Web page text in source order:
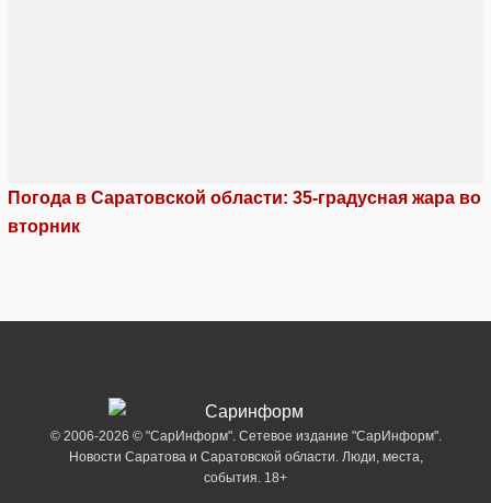
Погода в Саратовской области: 35-градусная жара во
вторник
© 2006-2026 © "СарИнформ". Сетевое издание "СарИнформ".
Новости Саратова и Саратовской области. Люди, места,
события. 18+